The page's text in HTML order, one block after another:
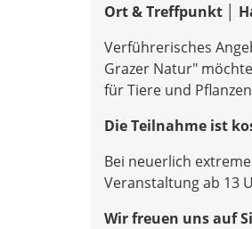
Ort & Treffpunkt │
Verführerisches
Grazer Natur"
für Tiere und
Die Teilnahme ist
Bei neuerlich
Veranstaltung ab 13
Wir freuen uns auf